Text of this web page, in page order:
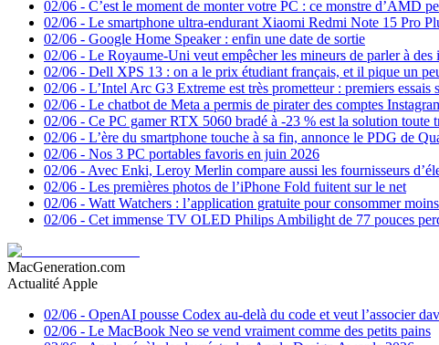
02/06 - C’est le moment de monter votre PC : ce monstre d’AMD
02/06 - Le smartphone ultra-endurant Xiaomi Redmi Note 15 Pro
02/06 - Google Home Speaker : enfin une date de sortie
02/06 - Le Royaume-Uni veut empêcher les mineurs de parler à
02/06 - Dell XPS 13 : on a le prix étudiant français, et il pique un
02/06 - L’Intel Arc G3 Extreme est très prometteur : premiers
02/06 - Le chatbot de Meta a permis de pirater des comptes
02/06 - Ce PC gamer RTX 5060 bradé à -23 % est la solution toute
02/06 - L’ère du smartphone touche à sa fin, annonce le PDG de
02/06 - Nos 3 PC portables favoris en juin 2026
02/06 - Avec Enki, Leroy Merlin compare aussi les fournisseurs
02/06 - Les premières photos de l’iPhone Fold fuitent sur le net
02/06 - Watt Watchers : l’application gratuite pour consommer
02/06 - Cet immense TV OLED Philips Ambilight de 77 pouces
MacGeneration.com
Actualité Apple
02/06 - OpenAI pousse Codex au-delà du code et veut l’associer
02/06 - Le MacBook Neo se vend vraiment comme des petits pains